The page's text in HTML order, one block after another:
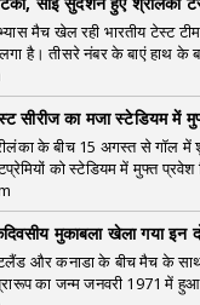
मैच खेल रही भारतीय टेस्ट
है। तीसरे नंबर के बाएं हाथ के
सीरीज का मजा स्टेडियम में
के बीच 15 अगस्त से गॉल में
को स्टेडियम में मुफ्त प्रवेश
मुकाबला खेला गया इन
और कनाडा के बीच मैच के
का जन्म जनवरी 1971 में